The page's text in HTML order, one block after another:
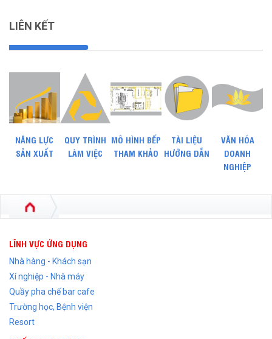
LIÊN KẾT
NĂNG LỰC
SẢN XUẤT
QUY TRÌNH
LÀM VIỆC
MÔ HÌNH BẾP
THAM KHẢO
TÀI LIỆU
HƯỚNG DẪN
VĂN HÓA
DOANH
NGHIỆP
LĨNH VỰC ỨNG DỤNG
Nhà hàng - Khách sạn
Xí nghiệp - Nhà máy
Quầy pha chế bar cafe
Trường học, Bệnh viện
Resort